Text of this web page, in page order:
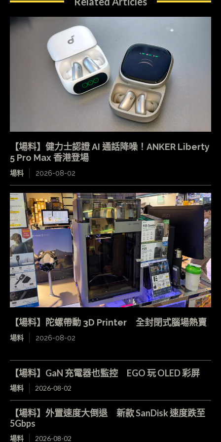
【場料】健力士認證 AI 通話降噪！ANKER Liberty
5 Pro Max 香港登場
場料 2026-08-02
【場料】陀螺帶動 3D Printer 全封閉式腦場熱賣
場料 2026-08-02
【場料】GaN 充電器也監控 EGO 玩 OLED 彩屏
場料 2026-08-02
【場料】外置速度大倒退 新款 SanDisk 速度跌至
5Gbps
場料 2026-08-02